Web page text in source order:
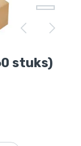
stuks)